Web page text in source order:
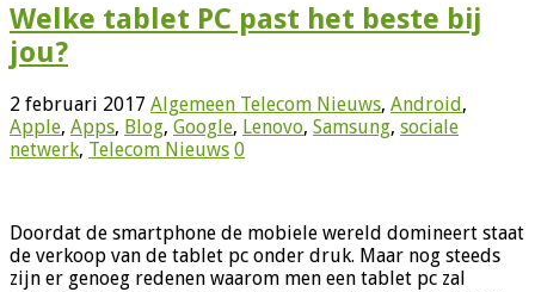
Welke tablet PC past het beste bij
jou?
2 februari 2017 Algemeen Telecom Nieuws, Android,
Apple, Apps, Blog, Google, Lenovo, Samsung, sociale
netwerk, Telecom Nieuws 0
Doordat de smartphone de mobiele wereld domineert staat
de verkoop van de tablet pc onder druk. Maar nog steeds
zijn er genoeg redenen waarom men een tablet pc zal